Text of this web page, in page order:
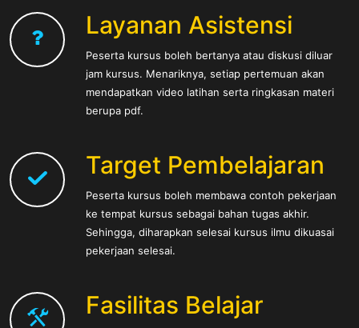
Layanan Asistensi
Peserta kursus boleh bertanya atau diskusi diluar
jam kursus. Menariknya, setiap pertemuan akan
mendapatkan video latihan serta ringkasan materi
berupa pdf.
Target Pembelajaran
Peserta kursus boleh membawa contoh pekerjaan
ke tempat kursus sebagai bahan tugas akhir.
Sehingga, diharapkan selesai kursus ilmu dikuasai
pekerjaan selesai.
Fasilitas Belajar